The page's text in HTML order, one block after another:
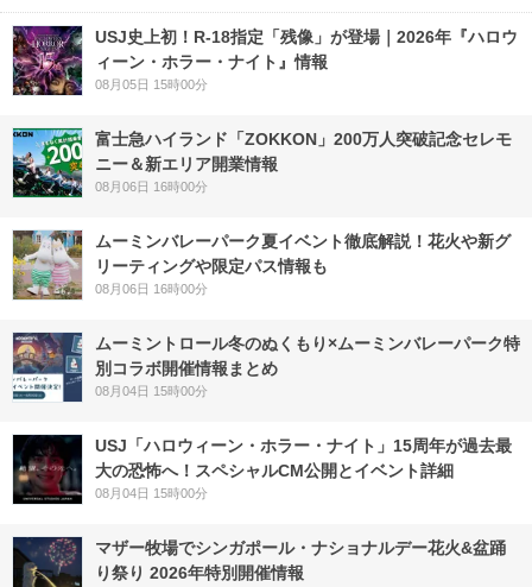
USJ史上初！R-18指定「残像」が登場｜2026年『ハロウ
ィーン・ホラー・ナイト』情報
08月05日 15時00分
富士急ハイランド「ZOKKON」200万人突破記念セレモ
ニー＆新エリア開業情報
08月06日 16時00分
ムーミンバレーパーク夏イベント徹底解説！花火や新グ
リーティングや限定パス情報も
08月06日 16時00分
ムーミントロール冬のぬくもり×ムーミンバレーパーク特
別コラボ開催情報まとめ
08月04日 15時00分
USJ「ハロウィーン・ホラー・ナイト」15周年が過去最
大の恐怖へ！スペシャルCM公開とイベント詳細
08月04日 15時00分
マザー牧場でシンガポール・ナショナルデー花火&盆踊
り祭り 2026年特別開催情報